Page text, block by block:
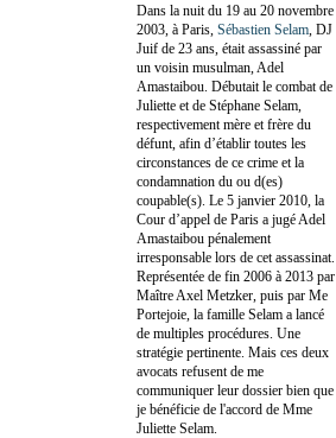
Dans la nuit du 19 au 20 novembre
2003, à Paris, Sébastien Selam , DJ
Juif de 23 ans, était assassiné par
un voisin musulman, Adel
Amastaibou. Débutait le combat de
Juliette et de Stéphane Selam,
respectivement mère et frère du
défunt, afin d’établir toutes les
circonstances de ce crime et la
condamnation du ou d(es)
coupable(s). Le 5 janvier 2010, la
Cour d’appel de Paris a jugé Adel
Amastaibou pénalement
irresponsable lors de cet assassinat.
Représentée de fin 2006 à 2013 par
Maître Axel Metzker, puis par Me
Portejoie, la famille Selam a lancé
de multiples procédures. Une
stratégie pertinente. Mais ces deux
avocats refusent de me
communiquer leur dossier bien que
je bénéficie de l'accord de Mme
Juliette Selam.